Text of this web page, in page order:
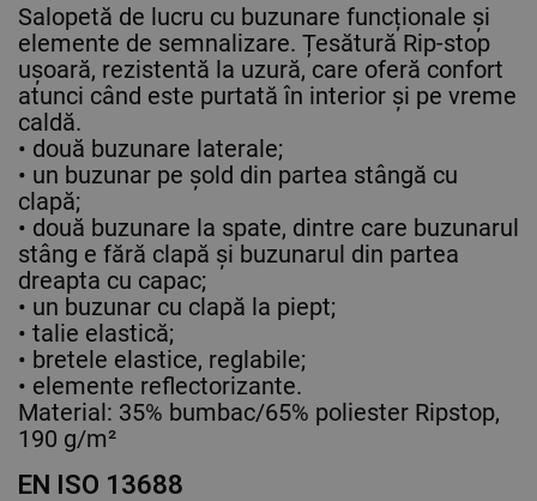
Salopetă de lucru cu buzunare funcționale și
elemente de semnalizare. Țesătură Rip-stop
ușoară, rezistentă la uzură, care oferă confort
atunci când este purtată în interior și pe vreme
caldă.
• două buzunare laterale;
• un buzunar pe șold din partea stângă cu
clapă;
• două buzunare la spate, dintre care buzunarul
stâng e fără clapă și buzunarul din partea
dreapta cu capac;
• un buzunar cu clapă la piept;
• talie elastică;
• bretele elastice, reglabile;
• elemente reflectorizante.
Material: 35% bumbac/65% poliester Ripstop,
190 g/m²
EN ISO 13688